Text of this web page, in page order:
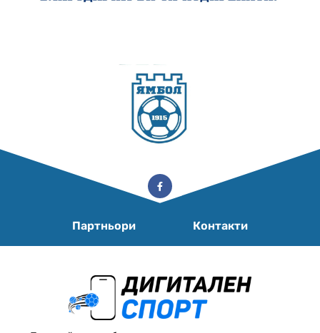
Партньори Контакти